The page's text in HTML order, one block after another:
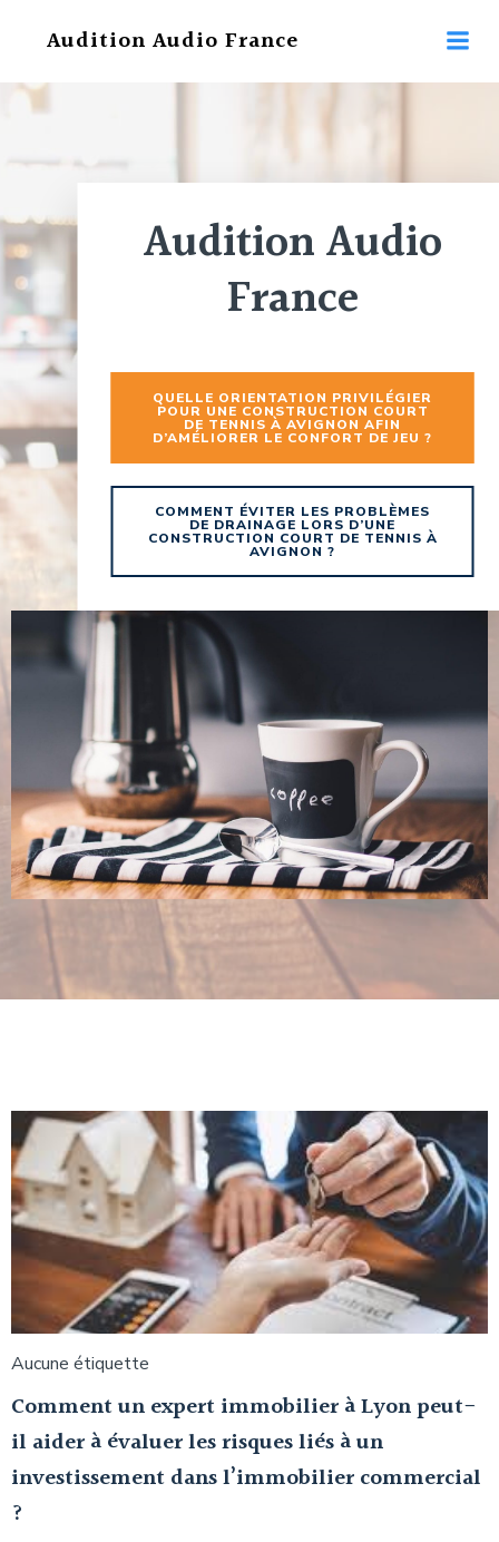
au
Audition Audio France
Audition Audio
France
QUELLE ORIENTATION PRIVILÉGIER
POUR UNE CONSTRUCTION COURT
DE TENNIS À AVIGNON AFIN
D’AMÉLIORER LE CONFORT DE JEU ?
COMMENT ÉVITER LES PROBLÈMES
DE DRAINAGE LORS D’UNE
CONSTRUCTION COURT DE TENNIS À
AVIGNON ?
Aucune étiquette
Comment un expert immobilier à Lyon peut-
il aider à évaluer les risques liés à un
investissement dans l’immobilier commercial
?